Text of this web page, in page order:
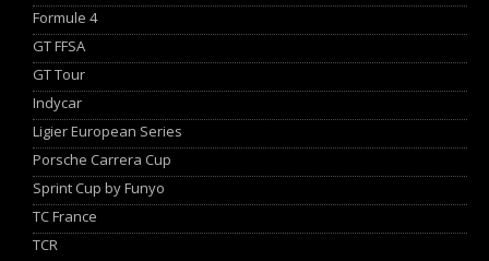
Formule 4
GT FFSA
GT Tour
Indycar
Ligier European Series
Porsche Carrera Cup
Sprint Cup by Funyo
TC France
TCR